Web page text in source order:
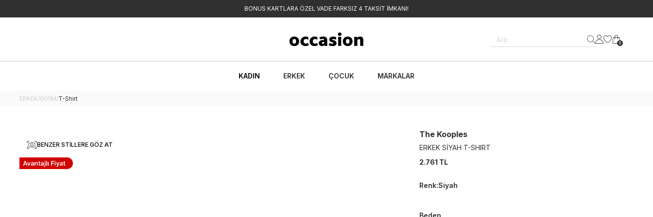
BONUS KARTLARA ÖZEL VADE FARKSIZ 4 TAKSİT İMKANI!
Ara 0
KADIN ERKEK ÇOCUK MARKALAR
ERKEK/GİYİM/T-Shirt
BENZER STILLERE GÖZ AT
The Kooples
ERKEK SİYAH T-SHIRT
2.761 TL
Renk:Siyah
Beden